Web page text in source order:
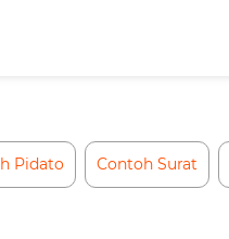
Pidato Contoh Surat